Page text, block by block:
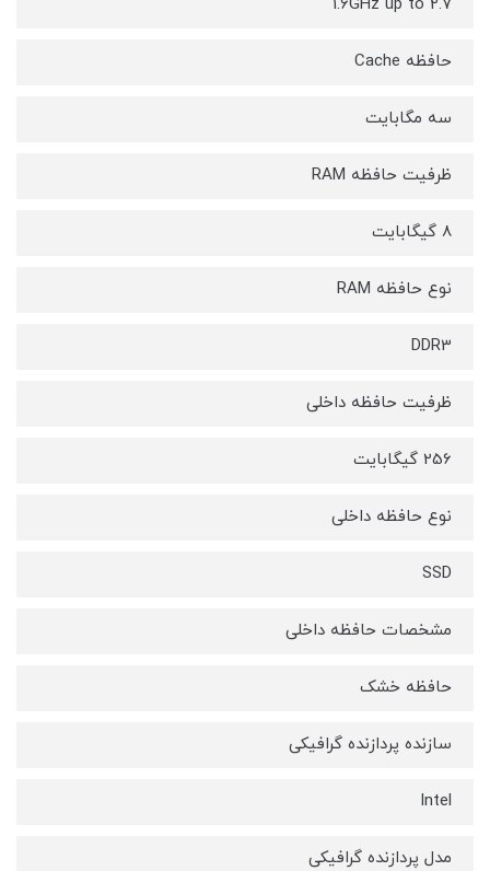
حافظه Cache
سه مگابایت
ظرفیت حافظه RAM
8 گیگابایت
نوع حافظه RAM
DDR3
ظرفیت حافظه داخلی
256 گیگابایت
نوع حافظه داخلی
SSD
مشخصات حافظه داخلی
حافظه خشک
سازنده پردازنده گرافیکی
Intel
مدل پردازنده گرافیکی